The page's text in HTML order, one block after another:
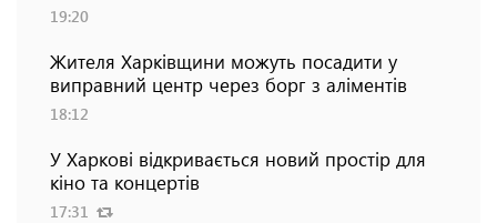
19:20
Жителя Харківщини можуть посадити у
виправний центр через борг з аліментів
18:12
У Харкові відкривається новий простір для
кіно та концертів
17:31